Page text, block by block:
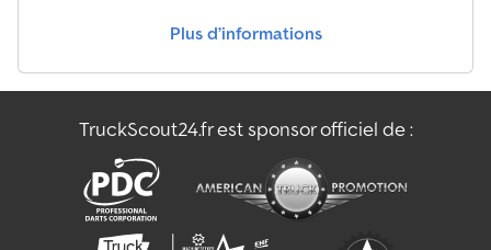
Plus d’informations
TruckScout24.fr est sponsor officiel de :